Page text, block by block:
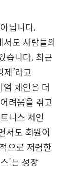
닙니다.
도 사람들의
습니다. 최근
’라고
체인은 더
려움을 겪고
니스 체인
서도 회원이
으로 저렴한
'는 성장